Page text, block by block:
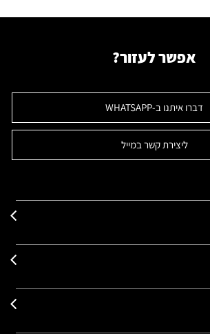
אפשר לעזור?
דברו איתנו ב-WHATSAPP
ליצירת קשר במייל